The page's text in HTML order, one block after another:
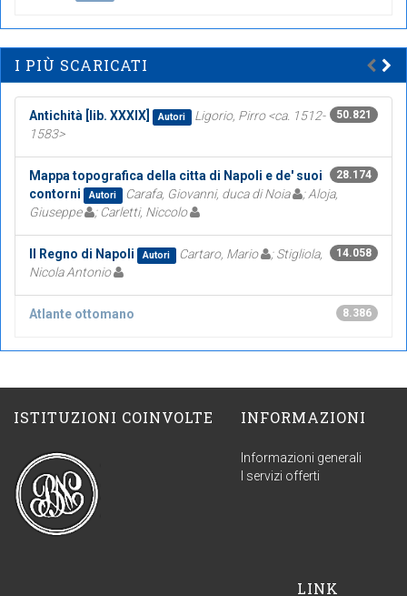
I PIÙ SCARICATI
50.821
Antichità [lib. XXXIX] Autori
Ligorio, Pirro <ca. 1512-
1583>
28.174
Mappa topografica della citta di Napoli e de' suoi
contorni
Autori Carafa, Giovanni, duca di Noia
; Aloja,
Giuseppe
; Carletti, Niccolo
14.058
Il Regno di Napoli Autori Cartaro, Mario
; Stigliola,
Nicola Antonio
8.386
Atlante ottomano
ISTITUZIONI COINVOLTE INFORMAZIONI
Informazioni generali
I servizi offerti
LINK